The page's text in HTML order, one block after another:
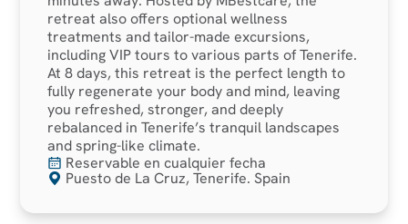
retreat also offers optional wellness
treatments and tailor-made excursions,
including VIP tours to various parts of Tenerife.
At 8 days, this retreat is the perfect length to
fully regenerate your body and mind, leaving
you refreshed, stronger, and deeply
rebalanced in Tenerife’s tranquil landscapes
and spring-like climate.
Reservable en cualquier fecha
Puesto de La Cruz, Tenerife. Spain